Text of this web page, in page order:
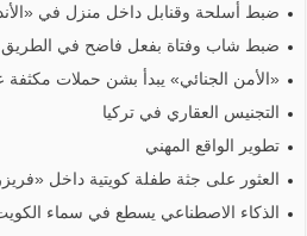
ضبط أسلحة وقنابل داخل منزل في
ضبط شاب وفتاة بفعل فاضح في الطريق
«الأمن الجنائي» يبدأ بشن حملات مكثفة
التجنيس العقاري في تركيا
تطوير الواقع المهني
العثور على جثة طفلة كويتية داخل
الذكاء الاصطناعي يسطع في سماء